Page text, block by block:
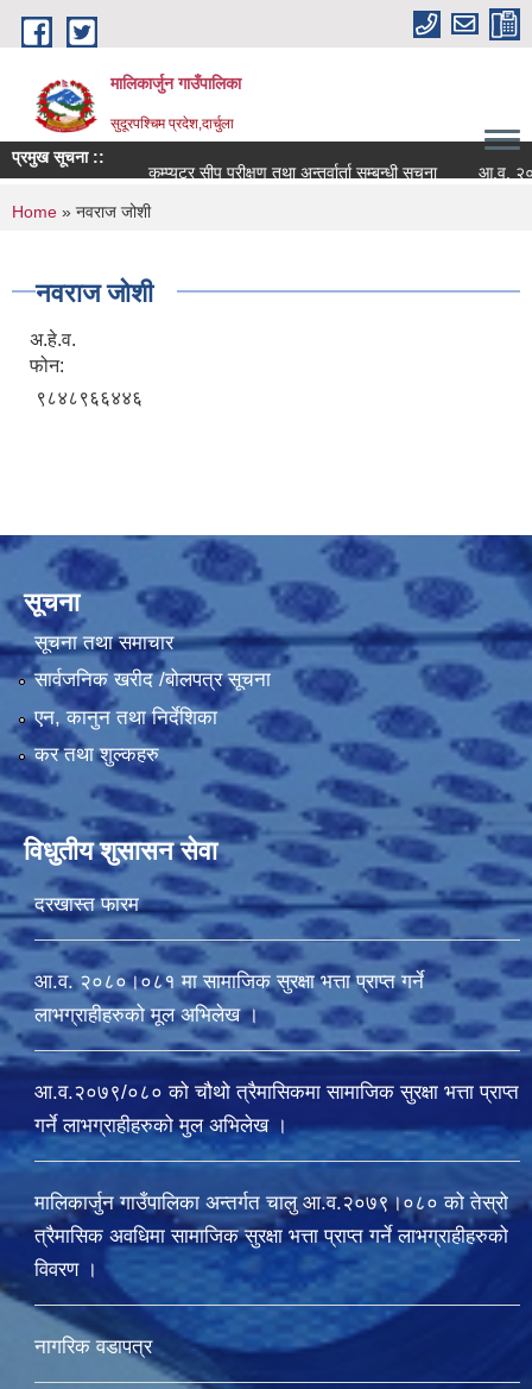
Skip to main content
मालिकार्जुन गाउँपालिका
सुदूरपश्चिम प्रदेश,दार्चुला
प्रमुख सूचना ::
कम्प्युटर सीप परीक्षण तथा अन्तर्वार्ता सम्बन्धी सूचना
आ.व. २०८२/
You are here
Home » नवराज जोशी
नवराज जोशी
अ.हे.व.
फोन:
९८४८९६६४४६
सूचना
सूचना तथा समाचार
सार्वजनिक खरीद /बोलपत्र सूचना
एन, कानुन तथा निर्देशिका
कर तथा शुल्कहरु
विधुतीय शुसासन सेवा
दरखास्त फारम
आ.व. २०८०।०८१ मा सामाजिक सुरक्षा भत्ता प्राप्त गर्ने
लाभग्राहीहरुको मूल अभिलेख ।
आ.व.२०७९/०८० को चौथो त्रैमासिकमा सामाजिक सुरक्षा भत्ता प्राप्त
गर्ने लाभग्राहीहरुको मुल अभिलेख ।
मालिकार्जुन गाउँपालिका अन्तर्गत चालु आ‍.व.२०७९।०८० को तेस्रो
त्रैमासिक अवधिमा सामाजिक सुरक्षा भत्ता प्राप्त गर्ने लाभग्राहीहरुको
विवरण ।
नागरिक वडापत्र